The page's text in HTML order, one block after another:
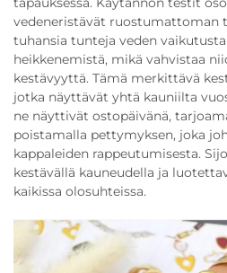
vedeneristävät ruostumattoman
tuhansia tunteja veden
heikkenemistä, mikä vahvistaa
kestävyyttä. Tämä merkittävä
jotka näyttävät yhtä kauniilta
ne näyttivät ostopäivänä,
poistamalla pettymyksen, joka
kappaleiden rappeutumisesta.
kestävällä kauneudella ja
kaikissa olosuhteissa.